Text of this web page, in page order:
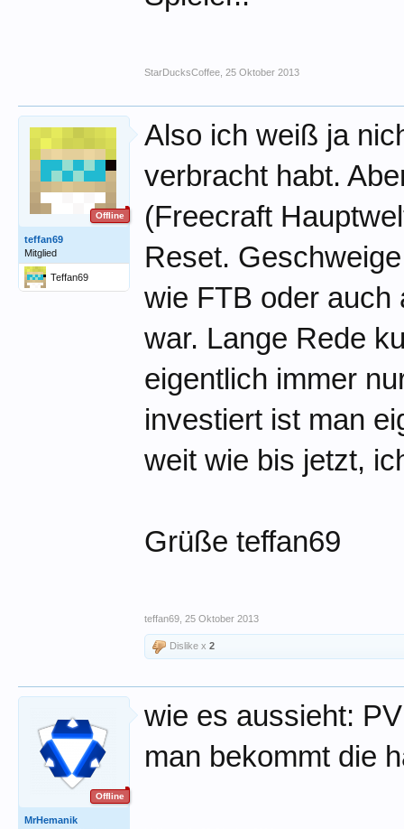
StarDucksCoffee 25 Oktober 2013
Offline
teffan69
Mitglied
Teffan69
Also ich weiß ja
verbracht habt.
(Freecraft
Reset.
wie FTB oder auch
war. Lange Rede
eigentlich immer
investiert ist man
weit wie bis jetzt,
Grüße teffan69
teffan69 25 Oktober 2013
Dislike x 2
Offline
MrHemanik
wie es aussieht:
man bekommt die